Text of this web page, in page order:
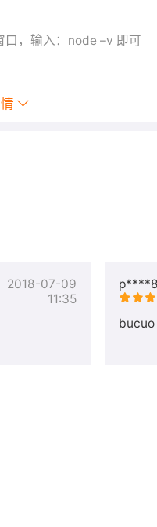
，输入： node –v 即可
试，如：输入：
2018-07-09
11:35
bucuo